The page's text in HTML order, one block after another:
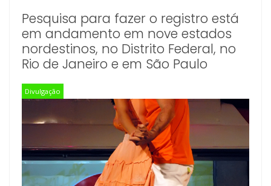
Pesquisa para fazer o registro está
em andamento em nove estados
nordestinos, no Distrito Federal, no
Rio de Janeiro e em São Paulo
Divulgação